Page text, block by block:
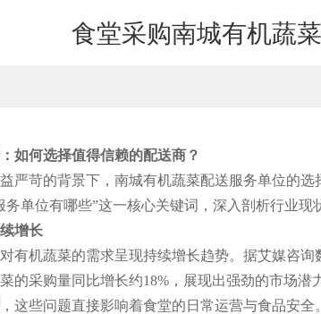
食堂采购南城有机蔬
如何选择值得信赖的配送商？
严苛的背景下，南城有机蔬菜配送服务单位的
单位有哪些”这一核心关键词，深入剖析行业
增长
有机蔬菜的需求呈现持续增长趋势。据艾媒咨
的采购量同比增长约18%，展现出强劲的市场
这些问题直接影响着食堂的日常运营与食品安全。